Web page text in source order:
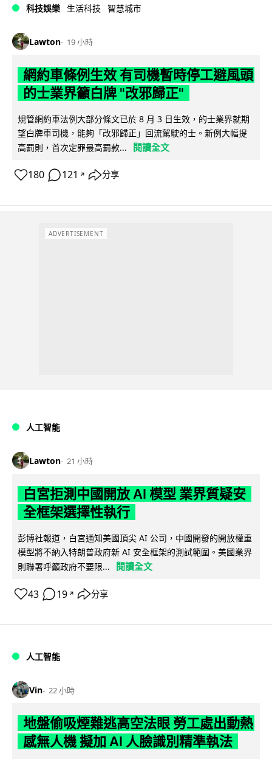
科技娛樂 生活科技 智慧城市
Lawton 19 小時
網約車條例生效 有司機暫時停工避風頭
的士業界籲白牌 "改邪歸正"
規管網約車法例大部分條文已於 8 月 3 日生效，的士業界就期
望白牌車司機，能夠「改邪歸正」回流駕駛的士。新例大幅提
高罰則，首次定罪最高罰款...
閱讀全文
180 121 ↗ 分享
ADVERTISEMENT
人工智能
Lawton 21 小時
白宮拒測中國開放 AI 模型 業界質疑安
全框架選擇性執行
彭博社報道，白宮通知美國頂尖 AI 公司，中國開發的開放權重
模型將不納入特朗普政府新 AI 安全框架的測試範圍。美國業界
則聯署呼籲政府不要限...
閱讀全文
43 19 ↗ 分享
人工智能
Vin 22 小時
地盤偷吸煙難逃高空法眼 勞工處出動熱
感無人機 擬加 AI 人臉識別精準執法